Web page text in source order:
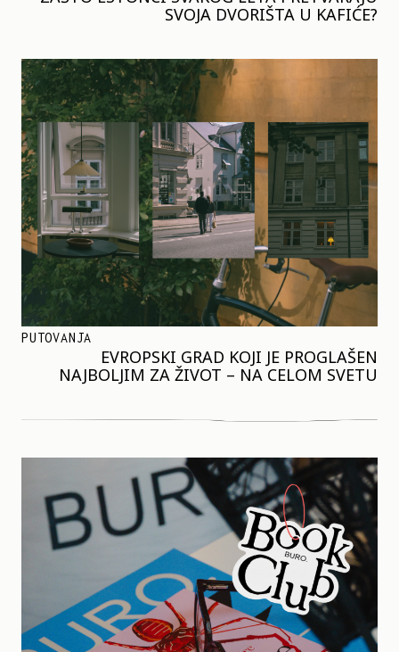
SVOJA DVORIŠTA U KAFIĆE?
PUTOVANJA
EVROPSKI GRAD KOJI JE PROGLAŠEN
NAJBOLJIM ZA ŽIVOT – NA CELOM SVETU